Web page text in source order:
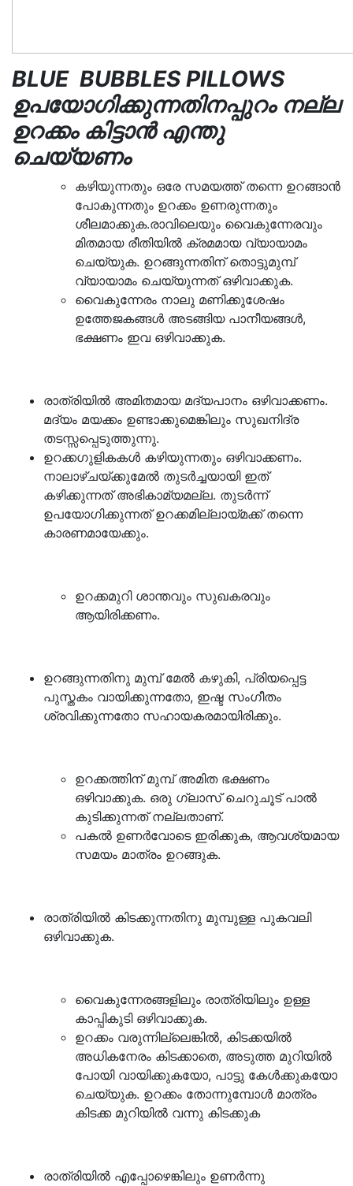
BLUE BUBBLES PILLOWS
ഉപയോഗിക്കുന്നതിനപ്പുറം നല്ല
ഉറക്കം കിട്ടാൻ എന്തു
ചെയ്യണം
കഴിയുന്നതും ഒരേ സമയത്ത് തന്നെ ഉറങ്ങാൻ
പോകുന്നതും ഉറക്കം ഉണരുന്നതും
ശീലമാക്കുക.രാവിലെയും വൈകുന്നേരവും
മിതമായ രീതിയിൽ ക്രമമായ വ്യായാമം
ചെയ്യുക. ഉറങ്ങുന്നതിന് തൊട്ടുമുമ്പ്
വ്യായാമം ചെയ്യുന്നത് ഒഴിവാക്കുക.
വൈകുന്നേരം നാലു മണിക്കുശേഷം
ഉത്തേജകങ്ങൾ അടങ്ങിയ പാനീയങ്ങൾ,
ഭക്ഷണം ഇവ ഒഴിവാക്കുക.
രാത്രിയിൽ അമിതമായ മദ്യപാനം ഒഴിവാക്കണം.
മദ്യം മയക്കം ഉണ്ടാക്കുമെങ്കിലും സുഖനിദ്ര
തടസ്സപ്പെടുത്തുന്നു.
ഉറക്കഗുളികകൾ കഴിയുന്നതും ഒഴിവാക്കണം.
നാലാഴ്ചയ്ക്കുമേൽ തുടർച്ചയായി ഇത്
കഴിക്കുന്നത് അഭികാമ്യമല്ല. തുടർന്ന്
ഉപയോഗിക്കുന്നത് ഉറക്കമില്ലായ്മക്ക് തന്നെ
കാരണമായേക്കും.
ഉറക്കമുറി ശാന്തവും സുഖകരവും
ആയിരിക്കണം.
ഉറങ്ങുന്നതിനു മുമ്പ് മേൽ കഴുകി, പ്രിയപ്പെട്ട
പുസ്തകം വായിക്കുന്നതോ, ഇഷ്ട സംഗീതം
ശ്രവിക്കുന്നതോ സഹായകരമായിരിക്കും.
ഉറക്കത്തിന് മുമ്പ് അമിത ഭക്ഷണം
ഒഴിവാക്കുക. ഒരു ഗ്ലാസ് ചെറുചൂട് പാൽ
കുടിക്കുന്നത് നല്ലതാണ്.
പകൽ ഉണർവോടെ ഇരിക്കുക, ആവശ്യമായ
സമയം മാത്രം ഉറങ്ങുക.
രാത്രിയിൽ കിടക്കുന്നതിനു മുമ്പുള്ള പുകവലി
ഒഴിവാക്കുക.
വൈകുന്നേരങ്ങളിലും രാത്രിയിലും ഉള്ള
കാപ്പികുടി ഒഴിവാക്കുക.
ഉറക്കം വരുന്നില്ലെങ്കിൽ, കിടക്കയിൽ
അധികനേരം കിടക്കാതെ, അടുത്ത മുറിയിൽ
പോയി വായിക്കുകയോ, പാട്ടു കേൾക്കുകയോ
ചെയ്യുക. ഉറക്കം തോന്നുമ്പോൾ മാത്രം
കിടക്ക മുറിയിൽ വന്നു കിടക്കുക
രാത്രിയിൽ എപ്പോഴെങ്കിലും ഉണർന്നു